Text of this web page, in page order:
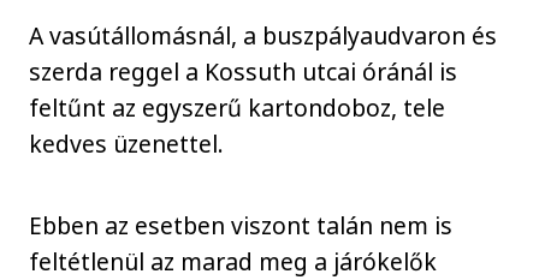
A vasútállomásnál, a buszpályaudvaron és
szerda reggel a Kossuth utcai óránál is
feltűnt az egyszerű kartondoboz, tele
kedves üzenettel.
Ebben az esetben viszont talán nem is
feltétlenül az marad meg a járókelők